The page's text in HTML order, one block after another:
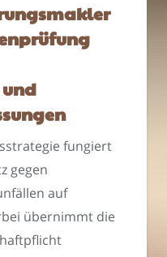
fungiert
gegen
auf
übernimmt die